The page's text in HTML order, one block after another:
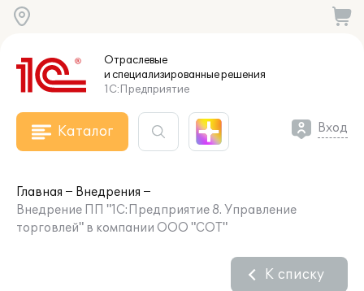
Отраслевые
и специализированныерешения
1С:Предприятие
Каталог Вход
Главная
Внедрения
Внедрение ПП "1С:Предприятие 8. Управление
торговлей" в компании ООО "СОТ"
К списку